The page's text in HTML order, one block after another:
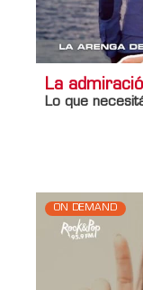
La
Lo que
ON DEMAND